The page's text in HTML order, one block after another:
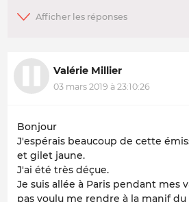
Valérie Millier
03 mars 2019 à 23:10:26
Bonjour
J'espérais beaucoup de cette
et gilet jaune.
J'ai été très déçue.
Je suis allée à Paris pendant mes
pas voulu me rendre à la manif du